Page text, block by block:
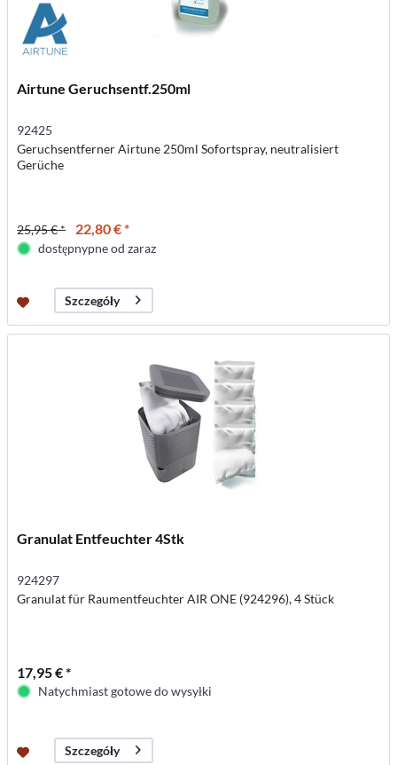
Airtune Geruchsentf.250ml
92425
Geruchsentferner Airtune 250ml Sofortspray, neutralisiert
Gerüche
25,95 € * 22,80 € *
dostępnypne od zaraz
Szczegóły
Granulat Entfeuchter 4Stk
924297
Granulat für Raumentfeuchter AIR ONE (924296), 4 Stück
17,95 € *
Natychmiast gotowe do wysyłki
Szczegóły